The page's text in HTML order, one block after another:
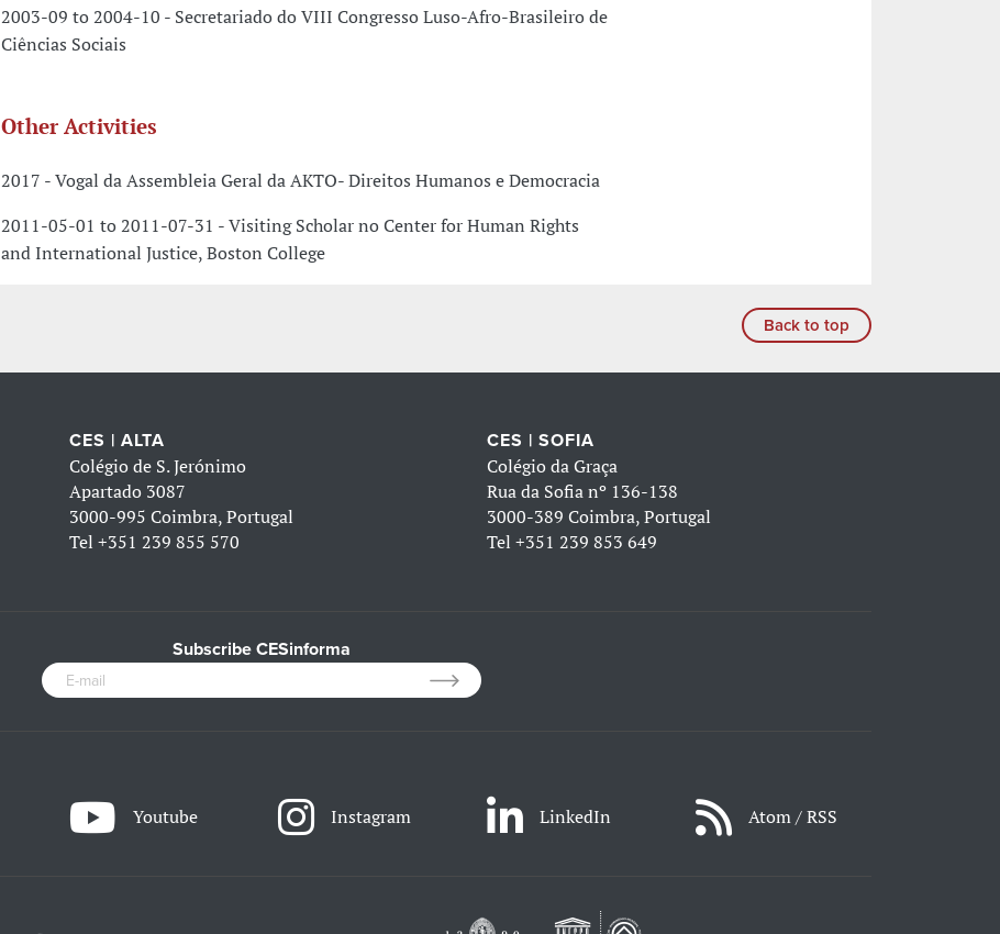
2003-09 to 2004-10 - Secretariado do VIII Congresso Luso-Afro-Brasileiro de
Ciências Sociais
Other Activities
2017 - Vogal da Assembleia Geral da AKTO- Direitos Humanos e Democracia
2011-05-01 to 2011-07-31 - Visiting Scholar no Center for Human Rights
and International Justice, Boston College
Back to top
CES | ALTA
Colégio de S. Jerónimo
Apartado 3087
3000-995 Coimbra, Portugal
Tel+351 239 855 570
CES | SOFIA
Colégio da Graça
Rua da Sofia nº 136-138
3000-389 Coimbra, Portugal
Tel +351 239 853 649
Subscribe CESinforma
Youtube Instagram LinkedIn Atom / RSS